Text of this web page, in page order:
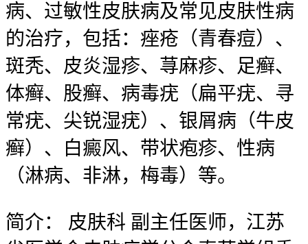
病、过敏性皮肤病及常见皮肤性病
的治疗，包括：痤疮（青春痘）、
斑秃、皮炎湿疹、荨麻疹、足癣、
体癣、股癣、病毒疣（扁平疣、寻
常疣、尖锐湿疣）、银屑病（牛皮
癣）、白癜风、带状疱疹、性病
（淋病、非淋，梅毒）等。
简介：
皮肤科 副主任医师，江苏